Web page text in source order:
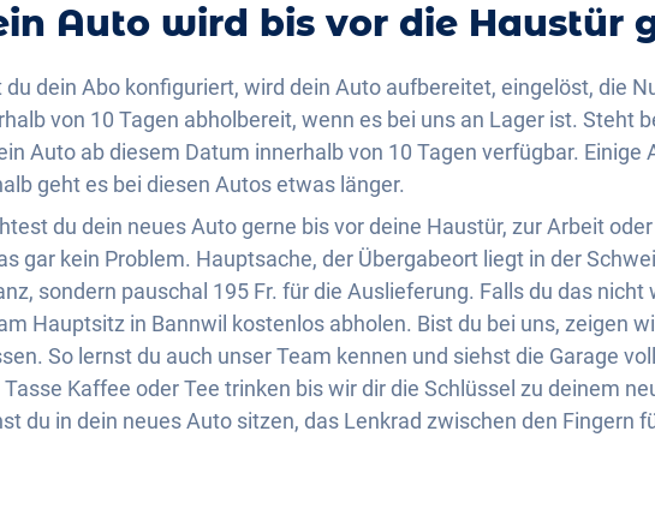
Auto wird bis vor die Haustür
du dein Abo konfiguriert, wird dein Auto aufbereitet, eingelöst, die
von 10 Tagen abholbereit, wenn es bei uns an Lager ist. Steht
Auto ab diesem Datum innerhalb von 10 Tagen verfügbar. Einige
geht es bei diesen Autos etwas länger.
du dein neues Auto gerne bis vor deine Haustür, zur Arbeit
gar kein Problem. Hauptsache, der Übergabeort liegt in der
sondern pauschal 195 Fr. für die Auslieferung. Falls du das
Hauptsitz in Bannwil kostenlos abholen. Bist du bei uns, zeigen
So lernst du auch unser Team kennen und siehst die Garage
Tasse Kaffee oder Tee trinken bis wir dir die Schlüssel zu deinem
du in dein neues Auto sitzen, das Lenkrad zwischen den Fingern